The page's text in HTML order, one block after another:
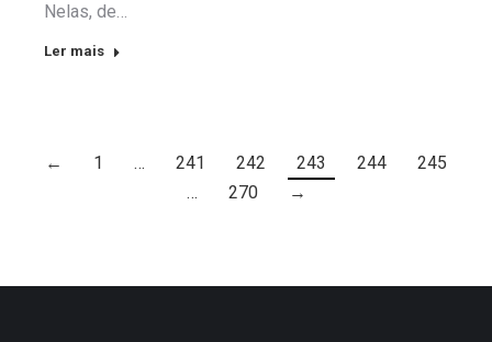
Nelas, de…
Ler mais
← 1 … 241 242 243 244
245
…
270 →